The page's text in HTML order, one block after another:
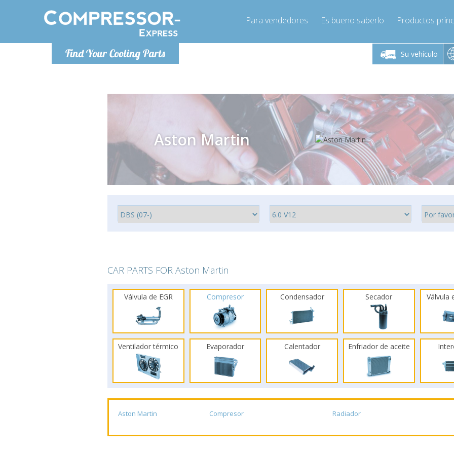
Find Your Cooling Parts
Para vendedores Es bueno saberlo Productos
Su vehículo
De lunes a viernes de 9:00 a De lunes a viernes de 9:00 a
16:00
Info@compressor-express.es
De lunes a
Aston Martin
CAR PARTS FOR Aston Martin
Válvula de EGR Compresor Condensador Secador Válvula
Ventilador térmico Evaporador Calentador Enfriador de aceite
Aston Martin Compresor Radiador